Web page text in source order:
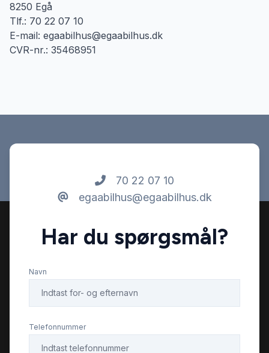
8250 Egå
Tlf.: 70 22 07 10
E-mail: egaabilhus@egaabilhus.dk
CVR-nr.: 35468951
70 22 07 10
egaabilhus@egaabilhus.dk
Har du spørgsmål?
Navn
Telefonnummer